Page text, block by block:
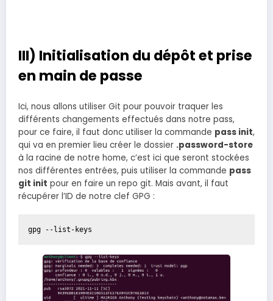
III) Initialisation du dépôt et prise
en main de passe
Ici, nous allons utiliser Git pour pouvoir traquer les
différents changements effectués dans notre pass,
pour ce faire, il faut donc utiliser la commande pass init,
qui va en premier lieu créer le dossier .password-store
à la racine de notre home, c’est ici que seront stockées
nos différentes entrées, puis utiliser la commande pass
git init pour en faire un repo git. Mais avant, il faut
récupérer l’ID de notre clef GPG :
gpg --list-keys